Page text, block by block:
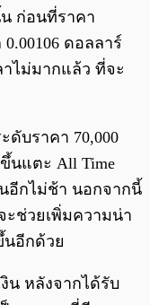
น ก่อนที่ราคา
ดอลลาร์
าไม่มากแล้ว ที่จะ
ดับราคา 70,000
นแตะ All Time
อีกไม่ช้า นอกจากนี้
ะช่วยเพิ่มความน่า
นอีกด้วย
น หลังจากได้รับ